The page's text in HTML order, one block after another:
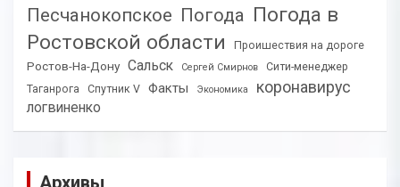
Песчанокопское Погода Погода в
Ростовской области
Проишествия на дороге
Ростов-На-Дону Сальск Сергей Смирнов
Сити-менеджер
Таганрога
Спутник V Факты Экономика коронавирус
логвиненко